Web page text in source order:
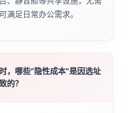
满足日常办公需求。
，哪些“隐性成本”是因选址
的？